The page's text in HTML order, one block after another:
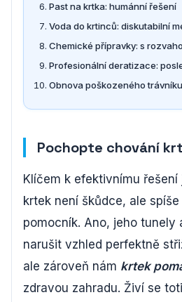
Past na krtka: humánní řešení
Voda do krtinců: diskutabilní
Chemické přípravky: s
Profesionální deratizace:
Obnova poškozeného trávníku
Pochopte chování
Klíčem k efektivnímu řešení
krtek není škůdce, ale
pomocník. Ano, jeho tunely
narušit vzhled perfektně
ale zároveň nám krtek
zdravou zahradu. Živí se